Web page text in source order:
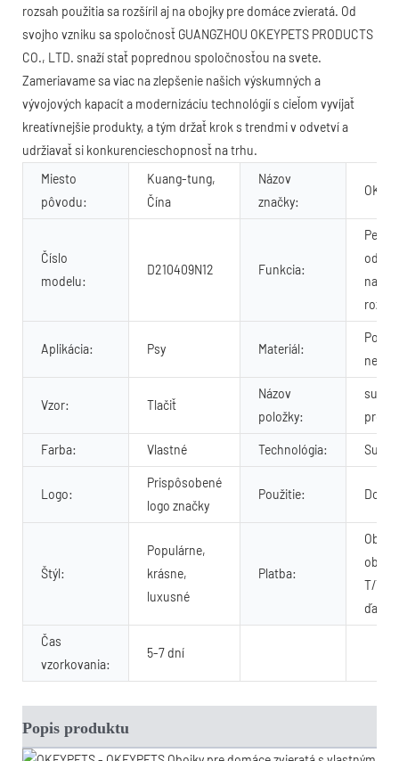
rozsah použitia sa rozšíril aj na obojky pre domáce zvieratá. Od
svojho vzniku sa spoločnosť GUANGZHOU OKEYPETS PRODUCTS
CO., LTD. snaží stať poprednou spoločnosťou na svete.
Zameriavame sa viac na zlepšenie našich výskumných a
vývojových kapacít a modernizáciu technológií s cieľom vyvíjať
kreatívnejšie produkty, a tým držať krok s trendmi v odvetví a
udržiavať si konkurencieschopnosť na trhu.
Miesto
pôvodu:
Kuang-tung,
Čína
Názov
značky:
Číslo
modelu:
D210409N12 Funkcia:
Aplikácia: Psy Materiál:
Vzor: Tlačiť
Názov
položky:
pre
Farba: Vlastné Technológia:
Logo:
Prispôsobené
logo značky
Použitie:
Štýl:
Populárne,
krásne,
luxusné
Platba:
T/T,
ďalej
Čas
vzorkovania:
5-7 dní
Popis produktu